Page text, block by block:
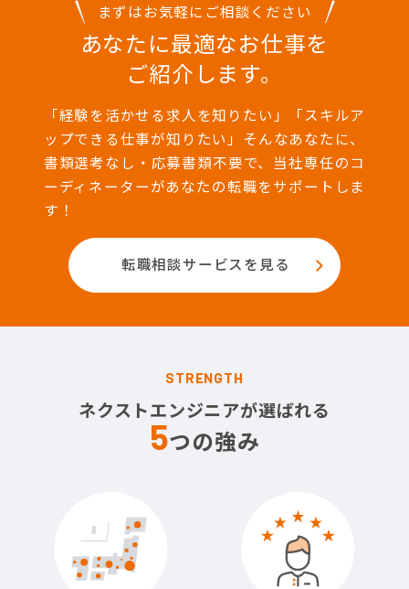
まずはお気軽にご相談ください
あなたに最適なお仕事を
ご紹介します。
「経験を活かせる求人を知りたい」「スキルア
ップできる仕事が知りたい」そんなあなたに、
書類選考なし・応募書類不要で、当社専任のコ
ーディネーターがあなたの転職をサポートしま
す！
転職相談サービスを見る
STRENGTH
ネクストエンジニアが選ばれる
5つの強み